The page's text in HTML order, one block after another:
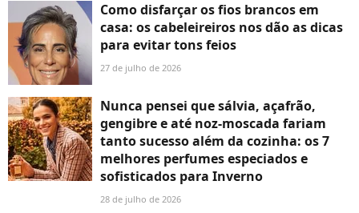
Como disfarçar os fios brancos em
casa: os cabeleireiros nos dão as dicas
para evitar tons feios
27 de julho de 2026
Nunca pensei que sálvia, açafrão,
gengibre e até noz-moscada fariam
tanto sucesso além da cozinha: os 7
melhores perfumes especiados e
sofisticados para Inverno
28 de julho de 2026